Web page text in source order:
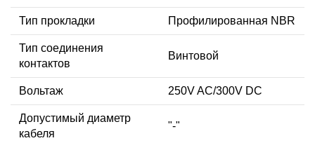
Тип прокладки Профилированная NBR
Тип соединения
контактов
Винтовой
Вольтаж 250V AC/300V DC
Допустимый диаметр
кабеля
"-"